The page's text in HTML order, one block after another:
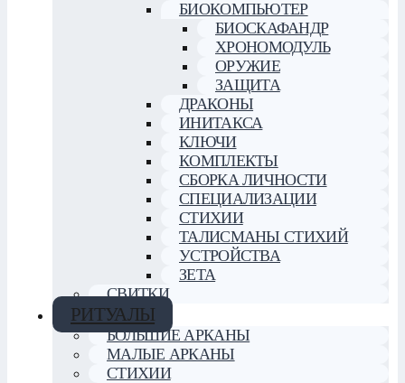
БИОКОМПЬЮТЕР
БИОСКАФАНДР
ХРОНОМОДУЛЬ
ОРУЖИЕ
ЗАЩИТА
ДРАКОНЫ
ИНИТАКСА
КЛЮЧИ
КОМПЛЕКТЫ
СБОРКА ЛИЧНОСТИ
СПЕЦИАЛИЗАЦИИ
СТИХИИ
ТАЛИСМАНЫ СТИХИЙ
УСТРОЙСТВА
ЗЕТА
СВИТКИ
РИТУАЛЫ
БОЛЬШИЕ АРКАНЫ
МАЛЫЕ АРКАНЫ
СТИХИИ